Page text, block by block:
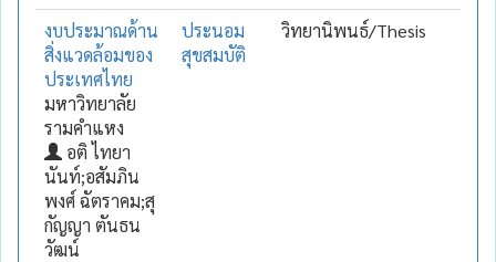
งบประมาณด้าน
สิ่งแวดล้อมของ
ประเทศไทย
มหาวิทยาลัย
รามคำแหง
อติ ไทยา
นันท์;อสัมภิน
พงศ์ ฉัตราคม;สุ
กัญญา ตันธน
วัฒน์
ประนอม
สุขสมบัติ
วิทยานิพนธ์/Thesis